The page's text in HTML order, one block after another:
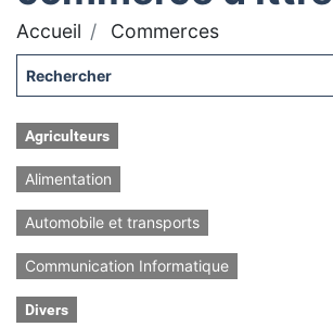
Accueil Commerces
Agriculteurs
Alimentation
Automobile et transports
Communication Informatique
Divers